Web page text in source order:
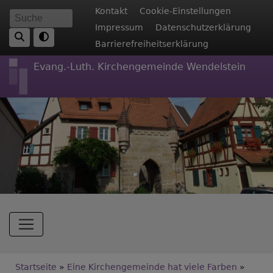
Direkt
zum
Inhalt
Suche Fußbereichsmenü
Kontakt
Cookie-Einstellungen
Impressum
Datenschutzerklärung
Barrierefreiheitserklärung
Evang.-Luth. Kirchengemeinde Wendelstein
Hauptnavigation
Startseite
Eine Kirchengemeinde hat viele Farben